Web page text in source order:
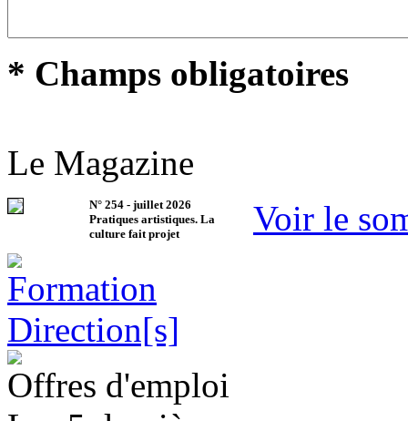
* Champs obligatoires
Le Magazine
N° 254 - juillet 2026
Pratiques artistiques. La
culture fait projet
Voir le
Offres d'emploi